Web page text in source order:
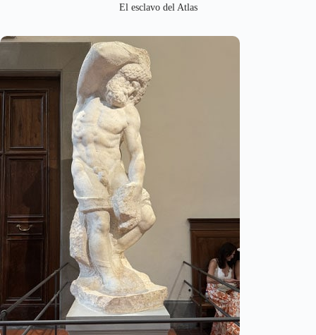
El esclavo del Atlas